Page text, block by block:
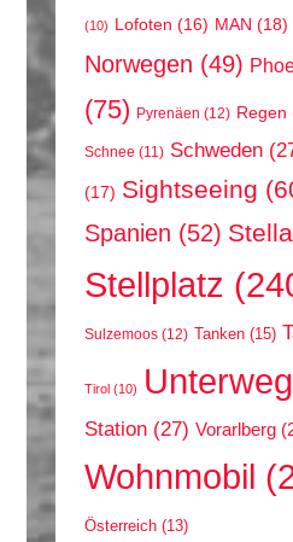
(10) Lofoten (16) MAN (18)
Norwegen (49)
(75) Pyrenäen (12) Regen
Schnee (11) Schweden
(17) Sightseeing
Spanien (52) Stella
Stellplatz
Sulzemoos (12) Tanken (15)
Tirol (10)
Station (27) Vorarlberg
Wohnmobil
Österreich (13)